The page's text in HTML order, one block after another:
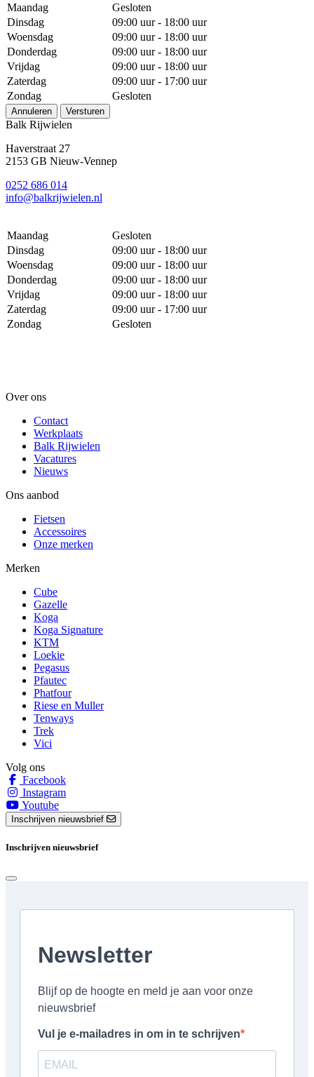
Maandag
Gesloten
Dinsdag
09:00 uur - 18:00 uur
Woensdag
09:00 uur - 18:00 uur
Donderdag
09:00 uur - 18:00 uur
Vrijdag
09:00 uur - 18:00 uur
Zaterdag
09:00 uur - 17:00 uur
Zondag
Gesloten
Annuleren Versturen
Balk Rijwielen
Haverstraat 27
2153 GB Nieuw-Vennep
0252 686 014
info@balkrijwielen.nl
Maandag
Gesloten
Dinsdag
09:00 uur - 18:00 uur
Woensdag
09:00 uur - 18:00 uur
Donderdag
09:00 uur - 18:00 uur
Vrijdag
09:00 uur - 18:00 uur
Zaterdag
09:00 uur - 17:00 uur
Zondag
Gesloten
Over ons
Contact
Werkplaats
Balk Rijwielen
Vacatures
Nieuws
Ons aanbod
Fietsen
Accessoires
Onze merken
Merken
Cube
Gazelle
Koga
Koga Signature
KTM
Loekie
Pegasus
Pfautec
Phatfour
Riese en Muller
Tenways
Trek
Vici
Volg ons
Facebook
Instagram
Youtube
Inschrijven nieuwsbrief
Inschrijven nieuwsbrief